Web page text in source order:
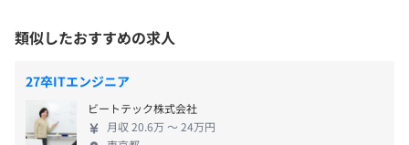
本社：都営三田線「内幸町」ビル直結、JR線「新橋」徒
歩8分、地下鉄「霞ヶ関」「虎ノ門」徒歩5分
・交通費（上限40,000円）
・資格手当
・出張手当
情報処理基礎（HW、SW、NW、システム開発工程の流
Java基礎（Javaの開発環境構築、基本文法、動的なWeb
ページ作成他）
Java応用（オブジェクト指向プログラミング、Webシス
供しています。弊社内で作業を行う「受託開発」、ク
ライアント企業に常駐しITサービスを提供する「常
駐開発」を主軸とし、これからもお客様のビジネス
を支え続けてまいります。
類似したおすすめの求人
27卒ITエンジニア
ビートテック株式会社
月収 20.6万 〜 24万円